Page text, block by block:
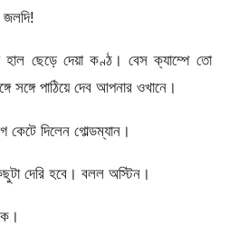
ছেড়ে দেয়া কণ্ঠ। বেস ক্যাম্পে তো
সঙ্গে পাঠিয়ে দেব আপনার ওখানে।
দিলেন গোল্ডম্যান।
দেরি হবে। বলল অস্টিন।